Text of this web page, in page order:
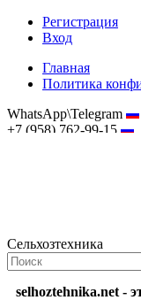
Регистрация
Вход
Главная
Политика
WhatsApp\Telegram
+7 (958) 762-99-15
Сельхозтехника
selhoztehnika.net -